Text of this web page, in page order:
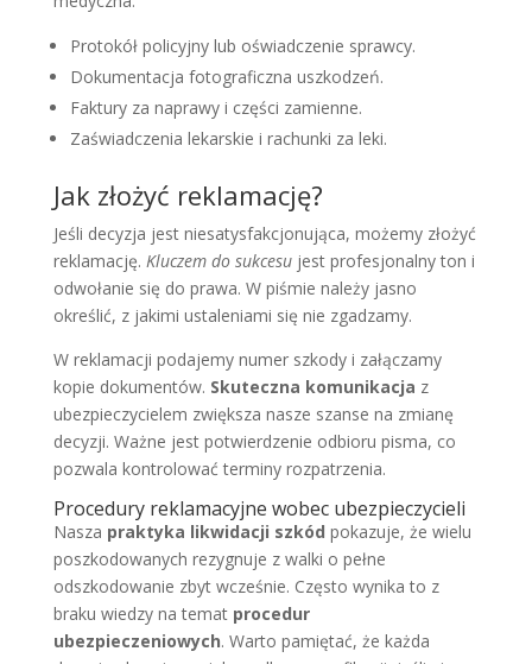
Protokół policyjny lub oświadczenie sprawcy.
Dokumentacja fotograficzna uszkodzeń.
Faktury za naprawy i części zamienne.
Zaświadczenia lekarskie i rachunki za leki.
Jak złożyć reklamację?
Jeśli decyzja jest niesatysfakcjonująca, możemy złożyć
reklamację. Kluczem do sukcesujest profesjonalny ton i
odwołanie się do prawa. W piśmie należy jasno
określić, z jakimi ustaleniami się nie zgadzamy.
W reklamacji podajemy numer szkody i załączamy
kopie dokumentów. Skuteczna komunikacja z
ubezpieczycielem zwiększa nasze szanse na zmianę
decyzji. Ważne jest potwierdzenie odbioru pisma, co
pozwala kontrolować terminy rozpatrzenia.
Procedury reklamacyjne wobec ubezpieczycieli
Nasza praktyka likwidacji szkód pokazuje, że wielu
poszkodowanych rezygnuje z walki o pełne
odszkodowanie zbyt wcześnie. Często wynika to z
braku wiedzy na temat procedur
ubezpieczeniowych. Warto pamiętać, że każda